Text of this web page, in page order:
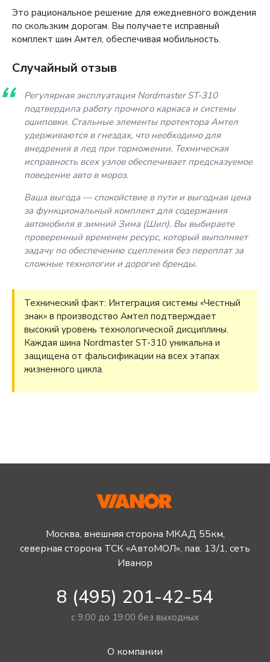
Это рациональное решение для ежедневного вождения
по скользким дорогам. Вы получаете исправный
комплект шин Амтел, обеспечивая мобильность.
Случайный отзыв
Регулярная эксплуатация Nordmaster ST-310
подтвердила работу прочного каркаса и системы
ошиповки. Стальные элементы протектора Амтел
удерживаются в гнездах, что необходимо для
внедрения в лед при торможении. Техническая
исправность всех узлов обеспечивает предсказуемое
поведение авто в мороз.
Ваша выгода — спокойствие в пути и выгодная цена
за функциональный комплект для содержания
автомобиля в зимний Зима (Шип). Вы выбираете
проверенный временем ресурс, который выполняет
задачу по обеспечению сцепления без переплат за
сложные технологии и дорогие бренды.
Технический факт: Интеграция системы «Честный
знак» в производство Амтел подтверждает
высокий уровень технологической дисциплины.
Каждая шина Nordmaster ST-310 уникальна и
защищена от фальсификации на всех этапах
жизненного цикла.
Москва, внешняя сторона МКАД 55км,
северная сторона ТСК «АвтоМОЛ», пав. 13/1, сеть
Иванор
8 (495) 201-42-54
с 9:00 до 19:00 без выходных
О компании